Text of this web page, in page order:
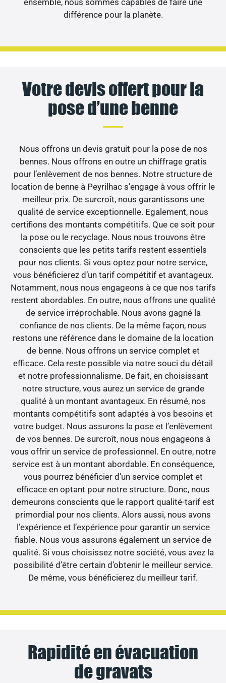
différence pour la planète.
Votre devis offert pour la
pose d’une benne
Nous offrons un devis gratuit pour la pose de nos
bennes. Nous offrons en outre un chiffrage gratis
pour l’enlèvement de nos bennes. Notre structure de
location de benne à Peyrilhac s’engage à vous offrir le
meilleur prix. De surcroît, nous garantissons une
qualité de service exceptionnelle. Egalement, nous
certifions des montants compétitifs. Que ce soit pour
la pose ou le recyclage. Nous nous trouvons être
conscients que les petits tarifs restent essentiels
pour nos clients. Si vous optez pour notre service,
vous bénéficierez d’un tarif compétitif et avantageux.
Notamment, nous nous engageons à ce que nos tarifs
restent abordables. En outre, nous offrons une qualité
de service irréprochable. Nous avons gagné la
confiance de nos clients. De la même façon, nous
restons une référence dans le domaine de la location
de benne. Nous offrons un service complet et
efficace. Cela reste possible via notre souci du détail
et notre professionnalisme. De fait, en choisissant
notre structure, vous aurez un service de grande
qualité à un montant avantageux. En résumé, nos
montants compétitifs sont adaptés à vos besoins et
votre budget. Nous assurons la pose et l’enlèvement
de vos bennes. De surcroît, nous nous engageons à
vous offrir un service de professionnel. En outre, notre
service est à un montant abordable. En conséquence,
vous pourrez bénéficier d’un service complet et
efficace en optant pour notre structure. Donc, nous
demeurons conscients que le rapport qualité-tarif est
primordial pour nos clients. Alors aussi, nous avons
l’expérience et l’expérience pour garantir un service
fiable. Nous vous assurons également un service de
qualité. Si vous choisissez notre société, vous avez la
possibilité d’être certain d’obtenir le meilleur service.
De même, vous bénéficierez du meilleur tarif.
Rapidité en évacuation
de gravats